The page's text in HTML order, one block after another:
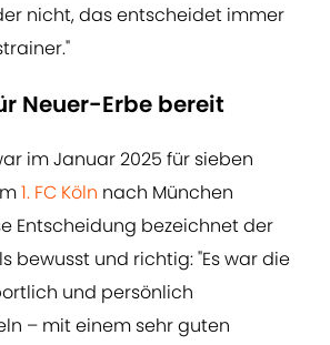
nicht, das entscheidet immer
Neuer-Erbe bereit
im Januar 2025 für sieben
1. FC Köln nach München
Entscheidung bezeichnet der
bewusst und richtig: "Es war die
und persönlich
– mit einem sehr guten